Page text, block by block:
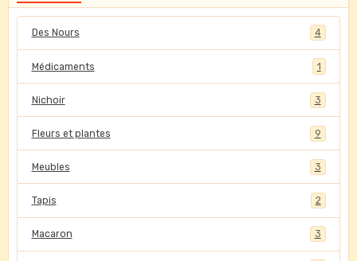
Des Nours 4
Médicaments 1
Nichoir 3
Fleurs et plantes 9
Meubles 3
Tapis 2
Macaron 3